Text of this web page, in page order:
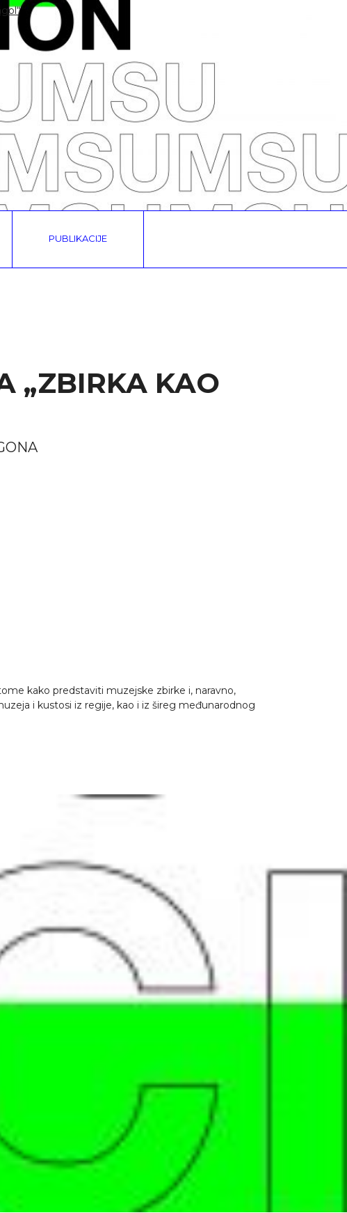
PUBLIKACIJE
„ZBIRKA KAO
kako predstaviti muzejske zbirke i, naravno,
i kustosi iz regije, kao i iz šireg međunarodnog